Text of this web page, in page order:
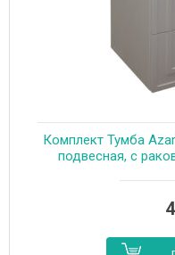
Комплект Тумба
подвесная, с